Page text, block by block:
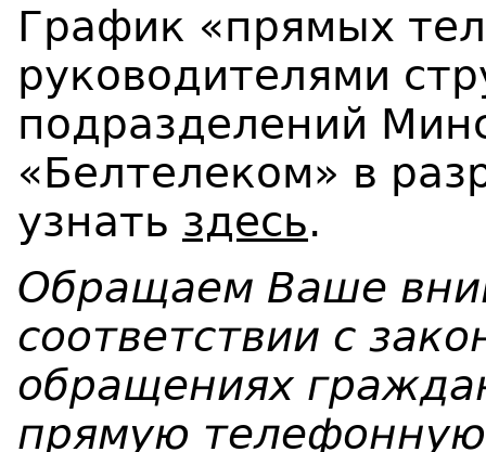
График «прямых
руководителями
подразделений
«Белтелеком» в
узнать здесь.
Обращаем Ваше
соответствии с
обращениях
прямую